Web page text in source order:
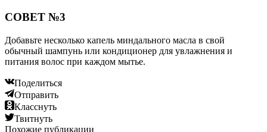
СОВЕТ №3
Добавьте несколько капель миндального масла в свой
обычный шампунь или кондиционер для увлажнения и
питания волос при каждом мытье.
Поделиться
Отправить
Класснуть
Твитнуть
Похожие публикации